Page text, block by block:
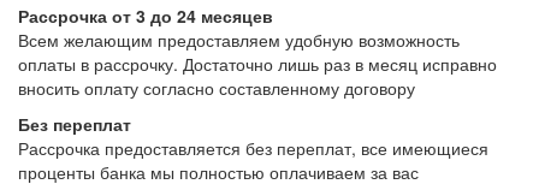
Рассрочка от 3 до 24 месяцев
Всем желающим предоставляем удобную возможность
оплаты в рассрочку. Достаточно лишь раз в месяц исправно
вносить оплату согласно составленному договору
Без переплат
Рассрочка предоставляется без переплат, все имеющиеся
проценты банка мы полностью оплачиваем за вас